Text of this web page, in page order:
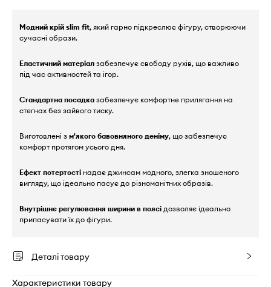
Модний крій slim fit, який гарно підкреслює фігуру, створюючи
сучасні образи.
Еластичний матеріал забезпечує свободу рухів, що важливо
під час активностей та ігор.
Стандартна посадка забезпечує комфортне прилягання на
стегнах без зайвого тиску.
Виготовлені з м'якого бавовняного деніму, що забезпечує
комфорт протягом усього дня.
Ефект потертості надає джинсам модного, злегка зношеного
вигляду, що ідеально пасує до різноманітних образів.
Внутрішнє регулювання ширини в поясі дозволяє ідеально
припасувати їх до фігури.
Деталі товару
Характеристики товару